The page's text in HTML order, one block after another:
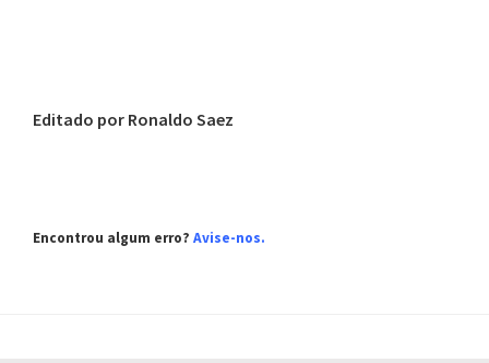
Editado por Ronaldo Saez
Encontrou algum erro? Avise-nos.